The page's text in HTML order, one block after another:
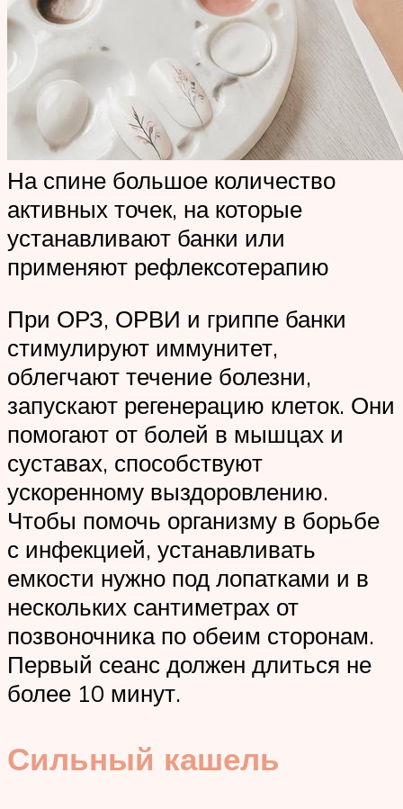
На спине большое количество
активных точек, на которые
устанавливают банки или
применяют рефлексотерапию
При ОРЗ, ОРВИ и гриппе банки
стимулируют иммунитет,
облегчают течение болезни,
запускают регенерацию клеток. Они
помогают от болей в мышцах и
суставах, способствуют
ускоренному выздоровлению.
Чтобы помочь организму в борьбе
с инфекцией, устанавливать
емкости нужно под лопатками и в
нескольких сантиметрах от
позвоночника по обеим сторонам.
Первый сеанс должен длиться не
более 10 минут.
Сильный кашель